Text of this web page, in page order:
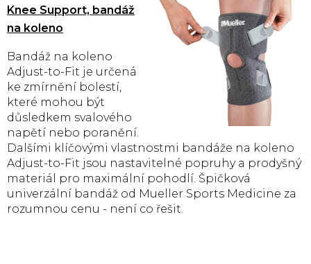
Knee Support, bandáž
na koleno
Bandáž na koleno
Adjust-to-Fit je určená
ke zmírnění bolestí,
které mohou být
důsledkem svalového
napětí nebo poranění.
Dalšími klíčovými vlastnostmi bandáže na koleno
Adjust-to-Fit jsou nastavitelné popruhy a prodyšný
materiál pro maximální pohodlí. Špičková
univerzální bandáž od Mueller Sports Medicine za
rozumnou cenu - není co řešit.